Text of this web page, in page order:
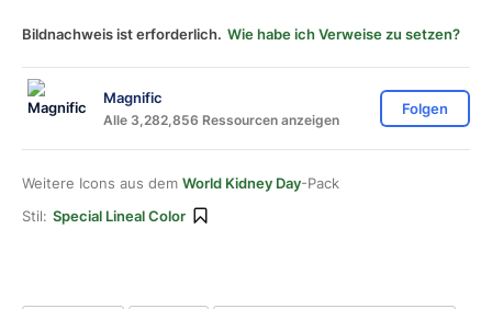
Bildnachweis ist erforderlich. Wie habe ich Verweise zu setzen?
Magnific
Alle 3,282,856 Ressourcen anzeigen
Folgen
Weitere Icons aus dem World Kidney Day-Pack
Stil: Special Lineal Color